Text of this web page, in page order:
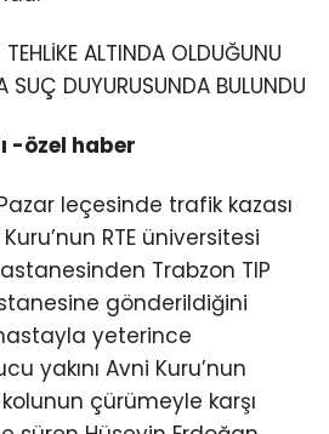
ALTINDA OLDUĞUNU
SUÇ DUYURUSUNDA BULUNDU
-özel haber
leçesinde trafik kazası
RTE üniversitesi
Trabzon TIP
gönderildiğini
yeterince
yakını Avni Kuru’nun
çürümeyle karşı